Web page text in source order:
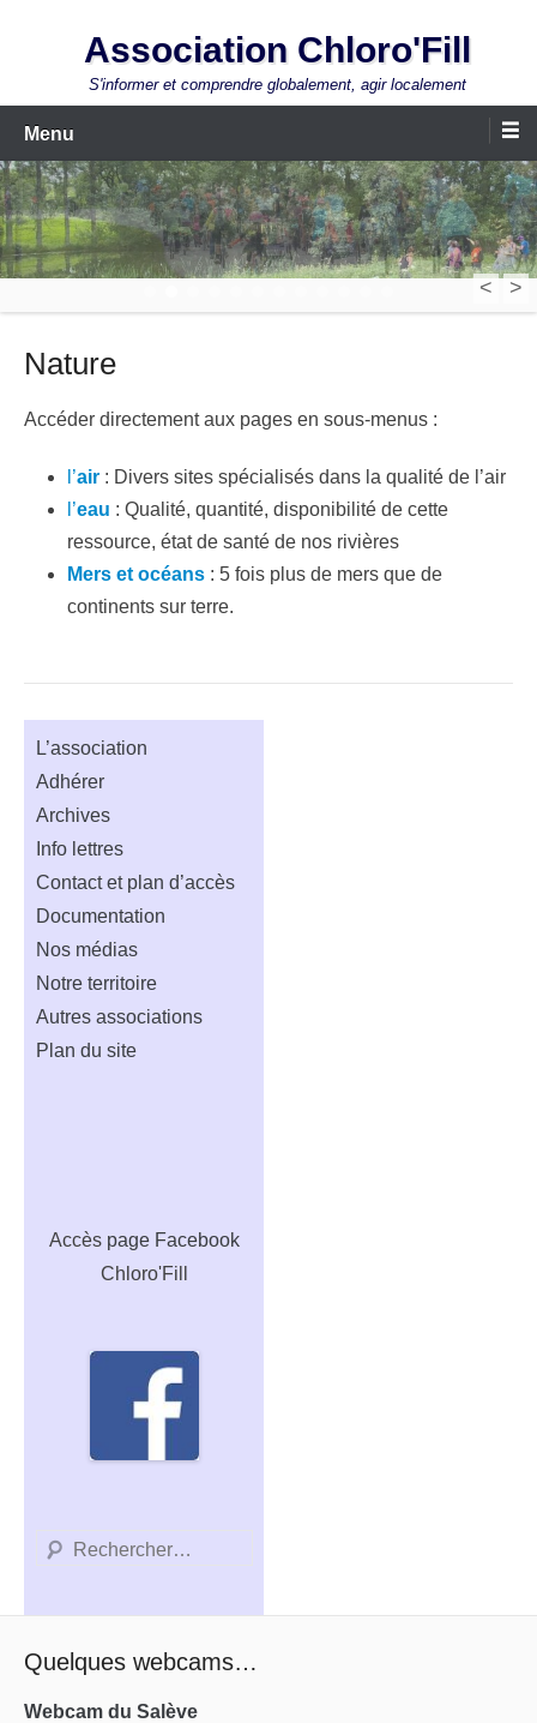
Association Chloro'Fill
S'informer et comprendre globalement, agir localement
Menu
< >
Nature
Accéder directement aux pages en sous-menus :
l’air : Divers sites spécialisés dans la qualité de l’air
l’eau : Qualité, quantité, disponibilité de cette
ressource, état de santé de nos rivières
Mers et océans : 5 fois plus de mers que de
continents sur terre.
L’association
Adhérer
Archives
Info lettres
Contact et plan d’accès
Documentation
Nos médias
Notre territoire
Autres associations
Plan du site
Accès page Facebook
Chloro'Fill
Recherche
Quelques webcams…
Webcam du Salève